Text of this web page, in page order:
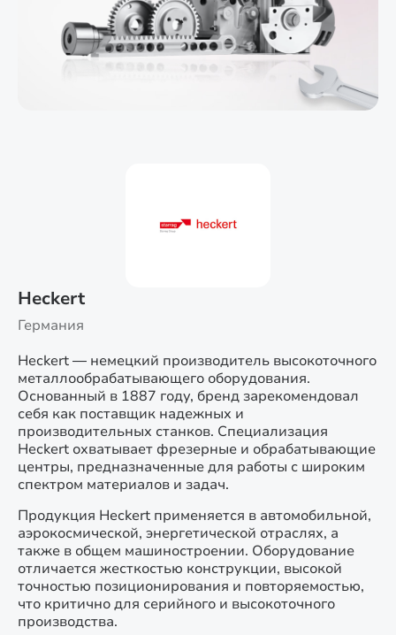
Heckert
Германия
Heckert — немецкий производитель высокоточного
металлообрабатывающего оборудования.
Основанный в 1887 году, бренд зарекомендовал
себя как поставщик надежных и
производительных станков. Специализация
Heckert охватывает фрезерные и обрабатывающие
центры, предназначенные для работы с широким
спектром материалов и задач.
Продукция Heckert применяется в автомобильной,
аэрокосмической, энергетической отраслях, а
также в общем машиностроении. Оборудование
отличается жесткостью конструкции, высокой
точностью позиционирования и повторяемостью,
что критично для серийного и высокоточного
производства.